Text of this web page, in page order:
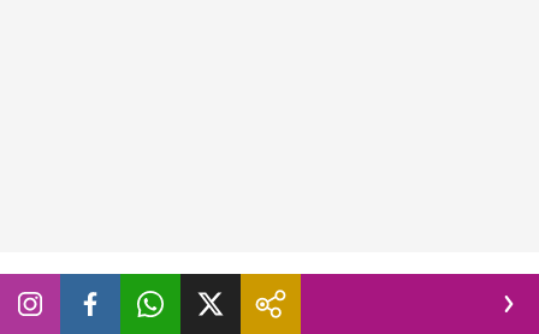
Sanremo 2027, chi saranno i Big in